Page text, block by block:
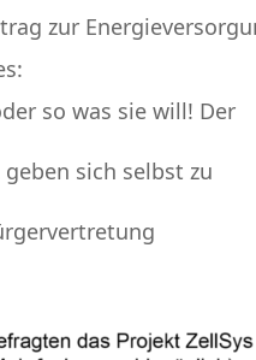
zur
so was sie will! Der
sich selbst zu